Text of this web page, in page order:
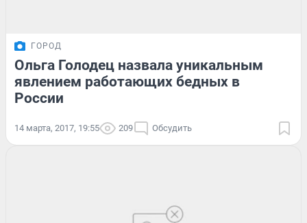
ГОРОД
Ольга Голодец назвала уникальным
явлением работающих бедных в
России
14 марта, 2017, 19:55 209 Обсудить